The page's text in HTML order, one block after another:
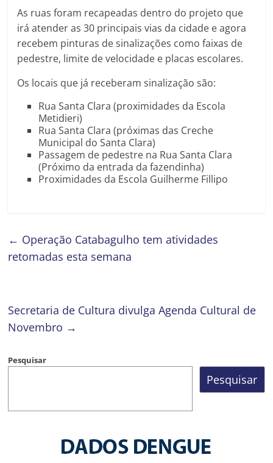
As ruas foram recapeadas dentro do projeto que
irá atender as 30 principais vias da cidade e agora
recebem pinturas de sinalizações como faixas de
pedestre, limite de velocidade e placas escolares.
Os locais que já receberam sinalização são:
Rua Santa Clara (proximidades da Escola
Metidieri)
Rua Santa Clara (próximas das Creche
Municipal do Santa Clara)
Passagem de pedestre na Rua Santa Clara
(Próximo da entrada da fazendinha)
Proximidades da Escola Guilherme Fillipo
← Operação Catabagulho tem atividades
retomadas esta semana
Secretaria de Cultura divulga Agenda Cultural de
Novembro →
Pesquisar
Pesquisar